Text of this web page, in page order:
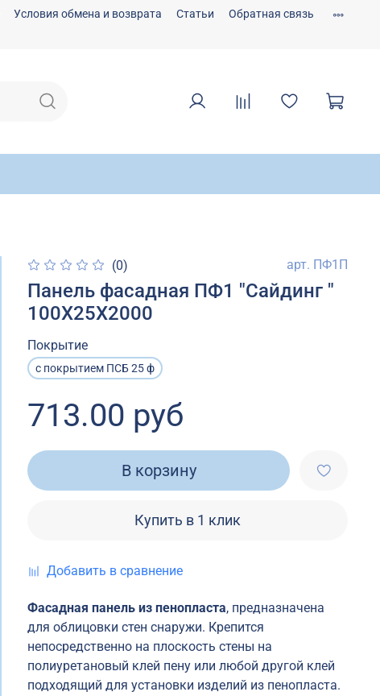
Условия обмена и возврата Статьи Обратная связь
(0) арт. ПФ1П
Панель фасадная ПФ1 "Сайдинг "
100Х25Х2000
Покрытие
с покрытием ПСБ 25 ф
713.00 руб
В корзину
Купить в 1 клик
Добавить в сравнение
Фасадная панель из пенопласта, предназначена
для облицовки стен снаружи. Крепится
непосредственно на плоскость стены на
полиуретановый клей пену или любой другой клей
подходящий для установки изделий из пенопласта.